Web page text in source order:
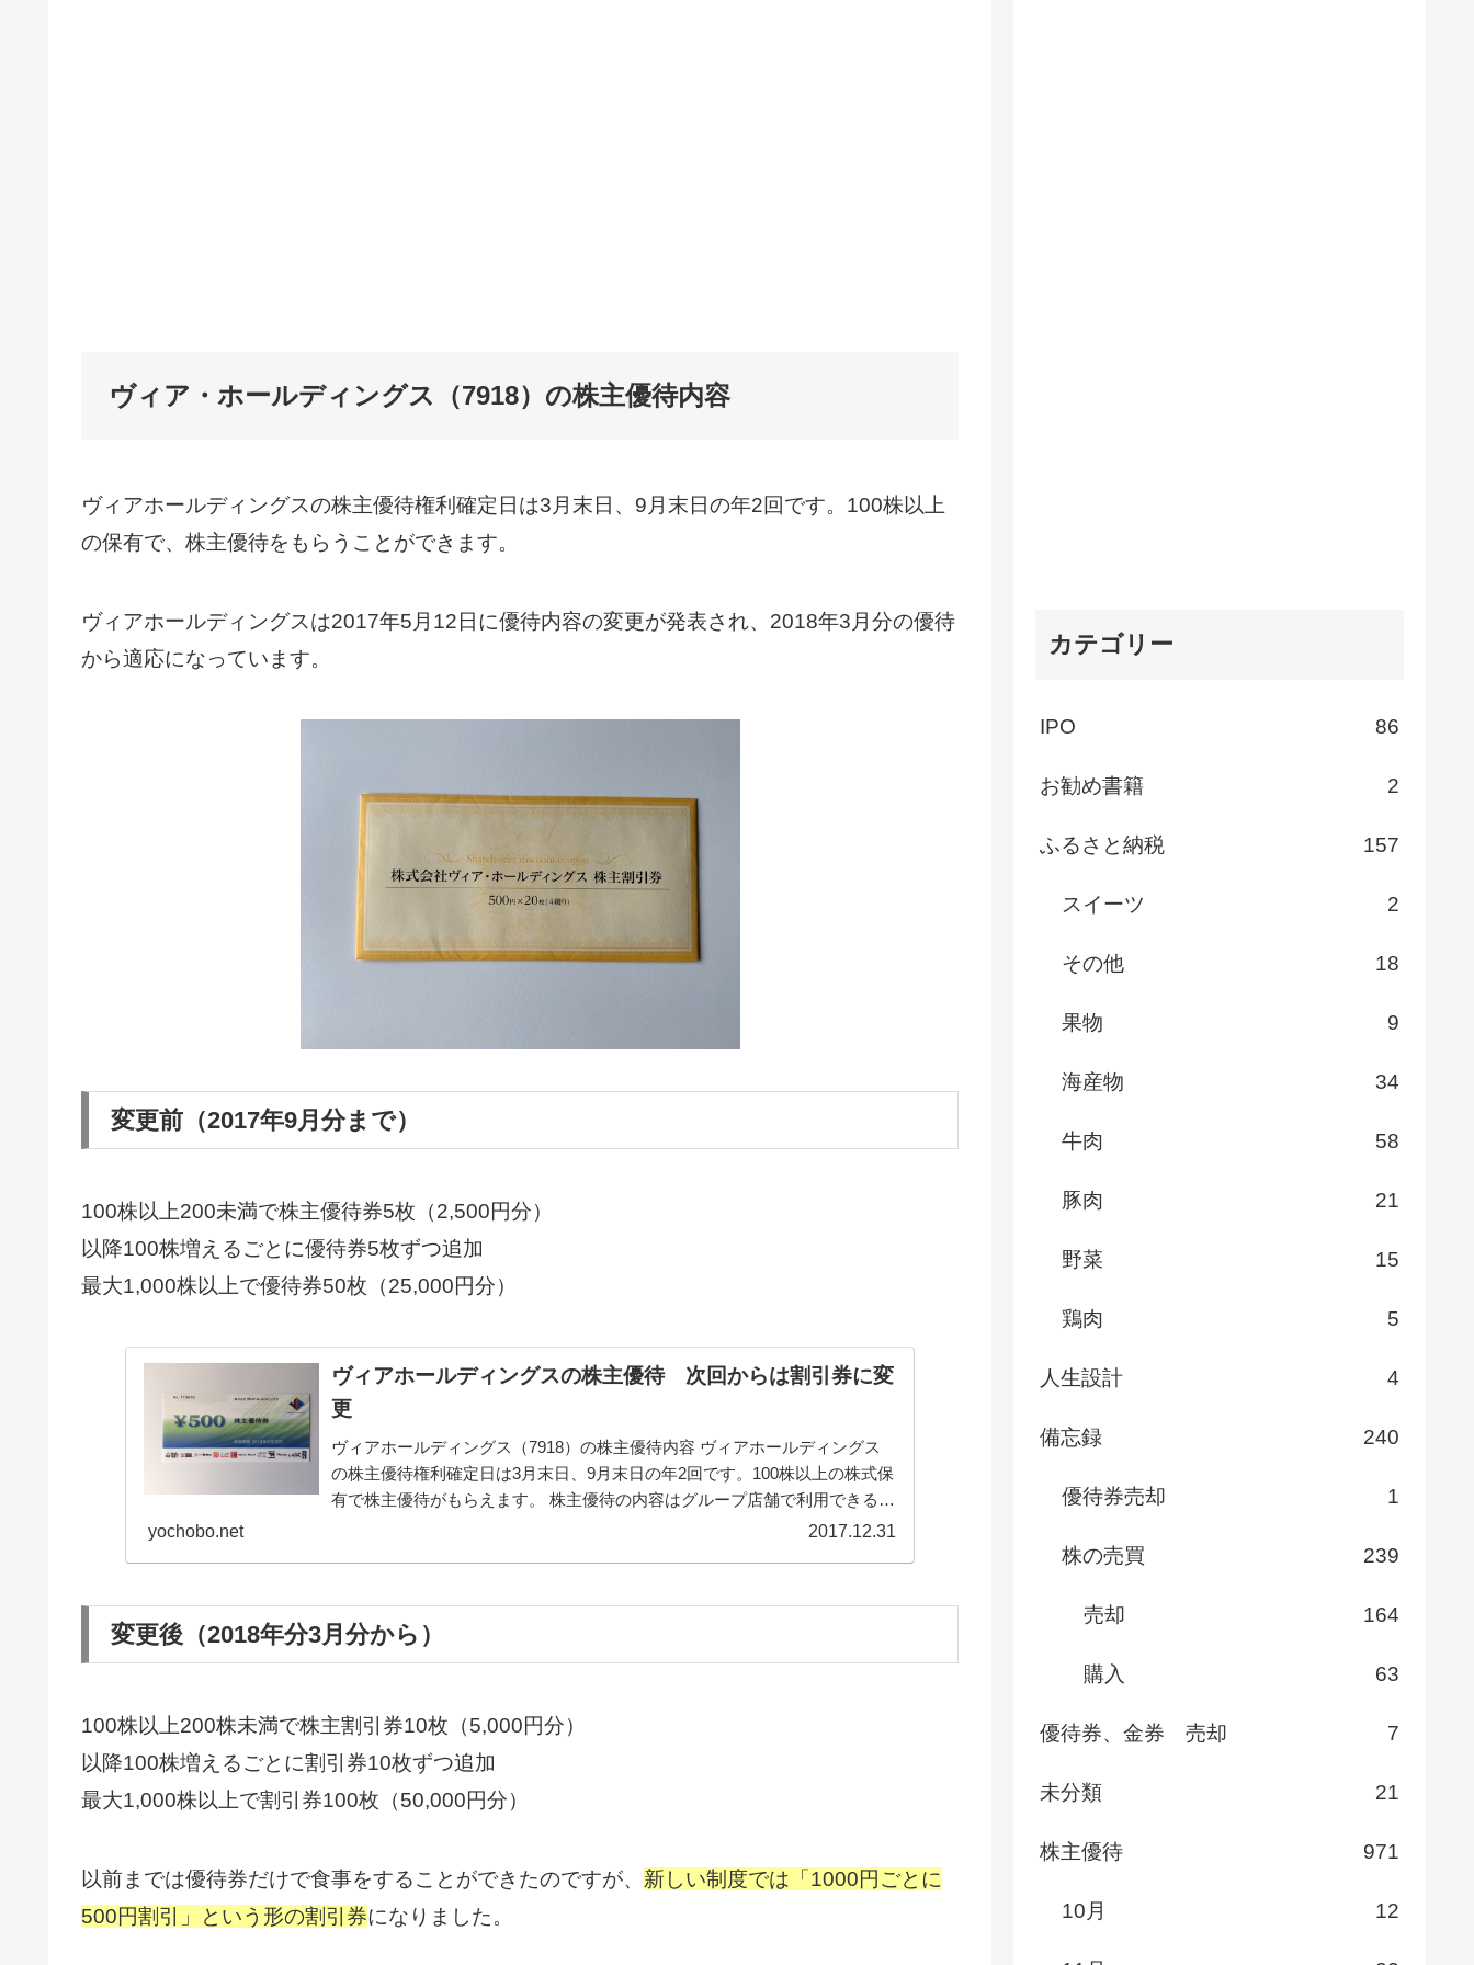
ヴィア・ホールディングス（7918）の株主優待内容
ヴィアホールディングスの株主優待権利確定日は3月末日、9月末日の年2回です。100株以上
の保有で、株主優待をもらうことができます。
ヴィアホールディングスは2017年5月12日に優待内容の変更が発表され、2018年3月分の優待
から適応になっています。
変更前（2017年9月分まで）
100株以上200未満で株主優待券5枚（2,500円分）
以降100株増えるごとに優待券5枚ずつ追加
最大1,000株以上で優待券50枚（25,000円分）
ヴィアホールディングスの株主優待 次回からは割引券に変
更
ヴィアホールディングス（7918）の株主優待内容 ヴィアホールディングス
の株主優待権利確定日は3月末日、9月末日の年2回です。100株以上の株式保
有で株主優待がもらえます。 株主優待の内容はグループ店舗で利用できる株
yochobo.net 2017.12.31
変更後（2018年分3月分から）
100株以上200株未満で株主割引券10枚（5,000円分）
以降100株増えるごとに割引券10枚ずつ追加
最大1,000株以上で割引券100枚（50,000円分）
以前までは優待券だけで食事をすることができたのですが、 新しい制度では「1000円ごとに
500円割引」という形の割引券になりました。
カテゴリー
IPO 86
お勧め書籍 2
ふるさと納税 157
スイーツ 2
その他 18
果物 9
海産物 34
牛肉 58
豚肉 21
野菜 15
鶏肉 5
人生設計 4
備忘録 240
優待券売却 1
株の売買 239
売却 164
購入 63
優待券、金券 売却 7
未分類 21
株主優待 971
10月 12